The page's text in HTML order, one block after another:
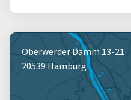
Oberwerder Damm 13-21
20539 Hamburg